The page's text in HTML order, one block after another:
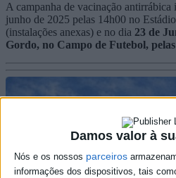
Damos valor à
Nós e os nossos parceiros
informações dos dispositivos, tais
A campanha de vacinação
junho de 2025 pelas 14h00 no
(instalações anexas) e no dia 23 de
Gordo, no Campo de Futebol, pelas